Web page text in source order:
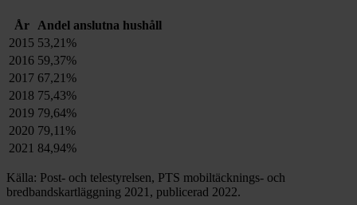
År
Andel anslutna hushåll
2015 53,21%
2016 59,37%
2017 67,21%
2018 75,43%
2019 79,64%
2020 79,11%
2021 84,94%
Källa: Post- och telestyrelsen, PTS mobiltäcknings- och
bredbandskartläggning 2021, publicerad 2022.